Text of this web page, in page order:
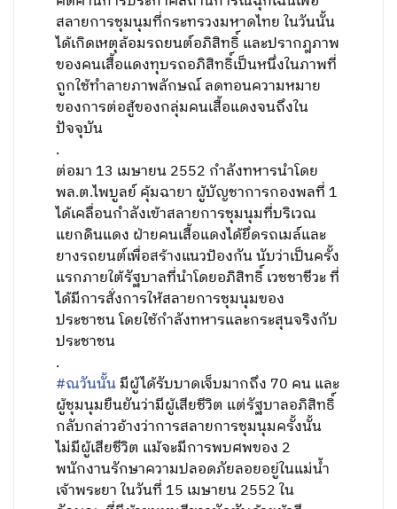
สลายการชุมนุมที่กระทรวงมหาดไทย ในวันนั้น
ได้เกิดเหตุล้อมรถยนต์อภิสิทธิ์ และปรากฎภาพ
ของคนเสื้อแดงทุบรถอภิสิทธิ์เป็นหนึ่งในภาพที่
ถูกใช้ทำลายภาพลักษณ์ ลดทอนความหมาย
ของการต่อสู้ของกลุ่มคนเสื้อแดงจนถึงใน
ปัจจุบัน
.
ต่อมา 13 เมษายน 2552 กำลังทหารนำโดย
พล.ต.ไพบูลย์ คุ้มฉายา ผู้บัญชาการกองพลที่ 1
ได้เคลื่อนกำลังเข้าสลายการชุมนุมที่บริเวณ
แยกดินแดง ฝ่ายคนเสื้อแดงได้ยึดรถเมล์และ
ยางรถยนต์เพื่อสร้างแนวป้องกัน นับว่าเป็นครั้ง
แรกภายใต้รัฐบาลที่นำโดยอภิสิทธิ์ เวชชาชีวะ ที่
ได้มีการสั่งการให้สลายการชุมนุมของ
ประชาชน โดยใช้กำลังทหารและกระสุนจริงกับ
ประชาชน
.
#ณวันนั้นมีผู้ได้รับบาดเจ็บมากถึง 70 คน และ
ผู้ชุมนุมยืนยันว่ามีผู้เสียชีวิต แต่รัฐบาลอภิสิทธิ์
กลับกล่าวอ้างว่าการสลายการชุมนุมครั้งนั้น
ไม่มีผู้เสียชีวิต แม้จะมีการพบศพของ 2
พนักงานรักษาความปลอดภัยลอยอยู่ในแม่น้ำ
เจ้าพระยา ในวันที่ 15 เมษายน 2552 ใน